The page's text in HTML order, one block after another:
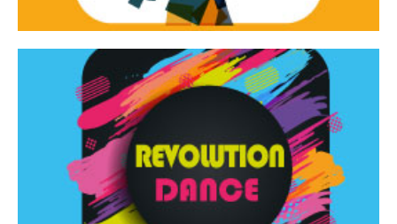
Revolution Dance
Rassegna di danza contemporanea – I Edizione